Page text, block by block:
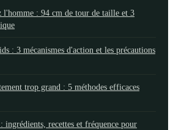
l'homme : 94 cm de tour de taille et 3
: 3 mécanismes d'action et les précautions
trop grand : 5 méthodes efficaces
ingrédients, recettes et fréquence pour